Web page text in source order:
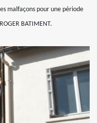
malfaçons pour une période
BATIMENT.